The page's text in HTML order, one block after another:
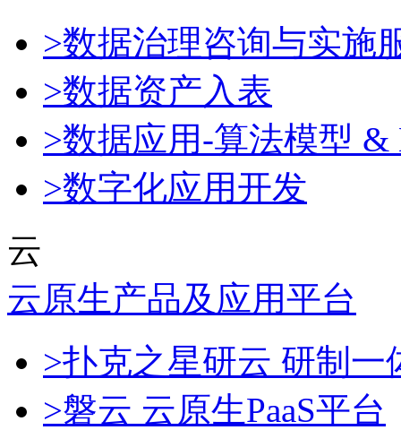
>数据治理咨询与实施
>数据资产入表
>数据应用-算法模型 &
>数字化应用开发
云
云原生产品及应用平台
>扑克之星研云 研制
>磐云 云原生PaaS平台